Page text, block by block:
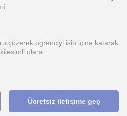
çözerek ögrenciyi isin içine katarak
olara...
Ücretsiz iletişime geç